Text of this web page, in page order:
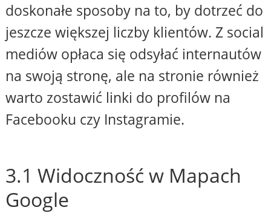
doskonałe sposoby na to, by dotrzeć do
jeszcze większej liczby klientów. Z social
mediów opłaca się odsyłać internautów
na swoją stronę, ale na stronie również
warto zostawić linki do profilów na
Facebooku czy Instagramie.
3.1 Widoczność w Mapach
Google